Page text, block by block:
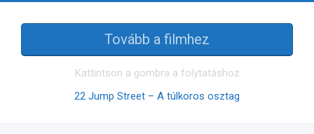
Tovább a filmhez
Kattintson a gombra a folytatáshoz
22 Jump Street – A túlkoros osztag